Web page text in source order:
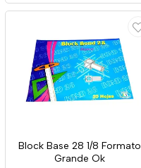
Block Base 28 1/8 Formato
Grande Ok